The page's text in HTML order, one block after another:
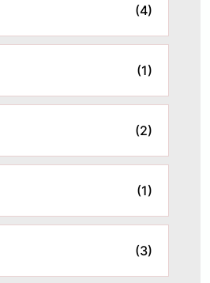
(4)
(1)
(2)
(1)
(3)